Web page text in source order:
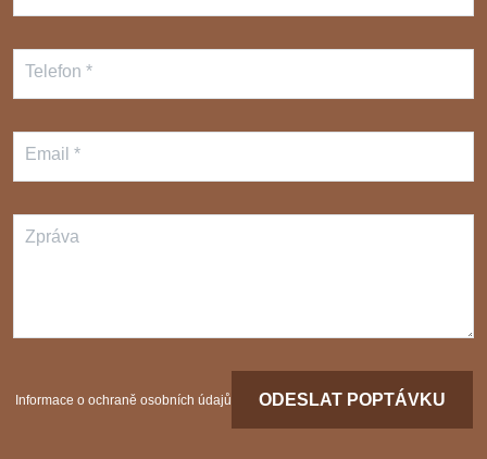
Telefon *
Email *
Zpráva
Informace o ochraně osobních údajů ODESLAT POPTÁVKU